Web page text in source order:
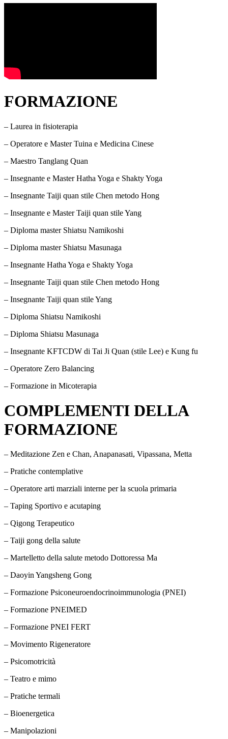
FORMAZIONE
– Laurea in fisioterapia
– Operatore e Master Tuina e Medicina Cinese
– Maestro Tanglang Quan
– Insegnante e Master Hatha Yoga e Shakty Yoga
– Insegnante Taiji quan stile Chen metodo Hong
– Insegnante e Master Taiji quan stile Yang
– Diploma master Shiatsu Namikoshi
– Diploma master Shiatsu Masunaga
– Insegnante Hatha Yoga e Shakty Yoga
– Insegnante Taiji quan stile Chen metodo Hong
– Insegnante Taiji quan stile Yang
– Diploma Shiatsu Namikoshi
– Diploma Shiatsu Masunaga
– Insegnante KFTCDW di Tai Ji Quan (stile Lee) e Kung fu
– Operatore Zero Balancing
– Formazione in Micoterapia
COMPLEMENTI DELLA
FORMAZIONE
– Meditazione Zen e Chan, Anapanasati, Vipassana, Metta
– Pratiche contemplative
– Operatore arti marziali interne per la scuola primaria
– Taping Sportivo e acutaping
– Qigong Terapeutico
– Taiji gong della salute
– Martelletto della salute metodo Dottoressa Ma
– Daoyin Yangsheng Gong
– Formazione Psiconeuroendocrinoimmunologia (PNEI)
– Formazione PNEIMED
– Formazione PNEI FERT
– Movimento Rigeneratore
– Psicomotricità
– Teatro e mimo
– Pratiche termali
– Bioenergetica
– Manipolazioni